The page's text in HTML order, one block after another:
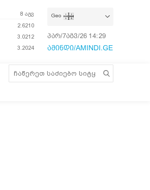
8 აგვ
2.6210
3.0212
3.2024
Geo
პარ/7აგვ/26 14:29:22
ამინდი/AMINDI.GE